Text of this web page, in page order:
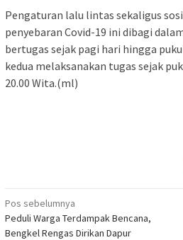
Pengaturan lalu lintas sekaligus
penyebaran Covid-19 ini dibagi
bertugas sejak pagi hari hingga
kedua melaksanakan tugas sejak
20.00 Wita.(ml)
Navigasi
pos
Pos sebelumnya
Peduli Warga Terdampak Bencana,
Bengkel Rengas Dirikan Dapur